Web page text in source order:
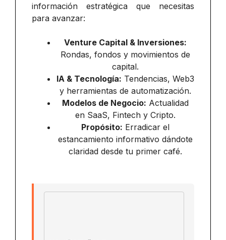
información estratégica que necesitas
para avanzar:
Venture Capital & Inversiones:
Rondas, fondos y movimientos de
capital.
IA & Tecnología: Tendencias, Web3
y herramientas de automatización.
Modelos de Negocio: Actualidad
en SaaS, Fintech y Cripto.
Propósito: Erradicar el
estancamiento informativo dándote
claridad desde tu primer café.